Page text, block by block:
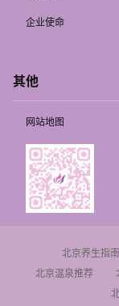
企业使命
其他
网站地图
北京养生指南
北京温泉推荐